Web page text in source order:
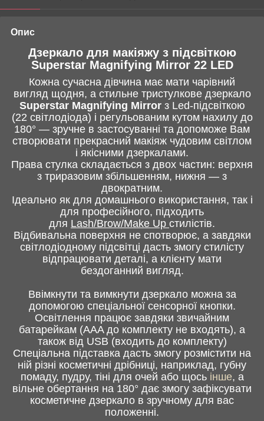
Опис
Дзеркало для макіяжу з підсвіткою
Superstar Magnifying Mirror 22 LED
Кожна сучасна дівчина має мати чарівний
вигляд щодня, а стильне тристулкове дзеркало
Superstar Magnifying Mirrorз Led-підсвіткою
(22 світлодіода) і регульованим кутом нахилу до
180° — зручне в застосуванні та допоможе Вам
створювати прекрасний макіяж чудовим світлом
і якісними дзеркалами.
Права стулка складається з двох частин: верхня
з триразовим збільшенням, нижня — з
двократним.
Ідеально як для домашнього використання, так і
для професійного, підходить
для Lash/Brow/Make Up стилістів.
Відбивальна поверхня не спотворює, а завдяки
світлодіодному підсвітці дасть змогу стилісту
відпрацювати деталі, а клієнту мати
бездоганний вигляд.
Ввімкнути та вимкнути дзеркало можна за
допомогою спеціальної сенсорної кнопки.
Освітлення працює завдяки звичайним
батарейкам (AAA до комплекту не входять), а
також від USB (входить до комплекту)
Спеціальна підставка дасть змогу розмістити на
ній різні косметичні дрібниці, наприклад, губну
помаду, пудру, тіні для очей або щось інше, а
вільне обертання на 180° дає змогу зафіксувати
косметичне дзеркало в зручному для вас
положенні.